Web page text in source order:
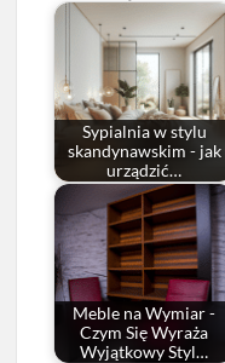
Sypialnia w stylu
skandynawskim - jak
urządzić…
Meble na Wymiar -
Czym Się Wyraża
Wyjątkowy Styl…